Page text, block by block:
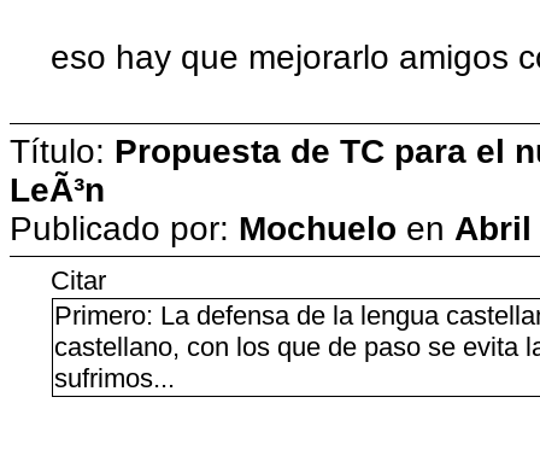
eso hay que mejorarlo amigos
Título: Propuesta de TC para el
LeÃ³n
Publicado por: Mochuelo en Abril
Citar
Primero: La defensa de la lengua
castellano, con los que de paso se evita
sufrimos...